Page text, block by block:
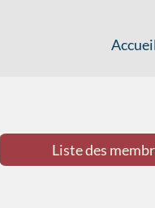
Accueil
Liste des